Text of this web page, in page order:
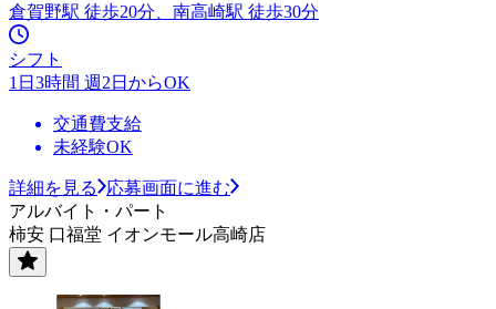
倉賀野駅 徒歩20分、南高崎駅 徒歩30分
シフト
1日3時間 週2日からOK
交通費支給
未経験OK
詳細を見る
応募画面に進む
アルバイト・パート
柿安 口福堂 イオンモール高崎店